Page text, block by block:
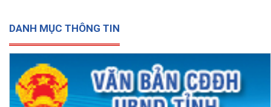
DANH MỤC THÔNG TIN